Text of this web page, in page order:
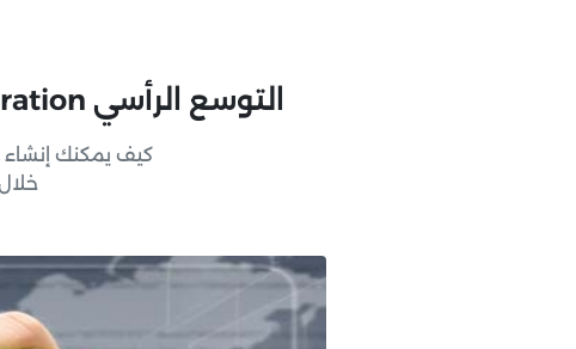
التوسع الرأسي Vertical Integration والتوسع الأفقي horizontal integration
كيف يمكنك